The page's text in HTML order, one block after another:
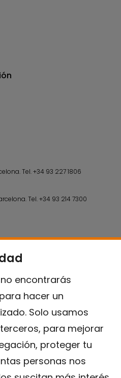
encontrarás
hacer un
Solo usamos
para mejorar
proteger tu
personas nos
Tel.+34 93 227 1806
Tel.+34 93 214 7300